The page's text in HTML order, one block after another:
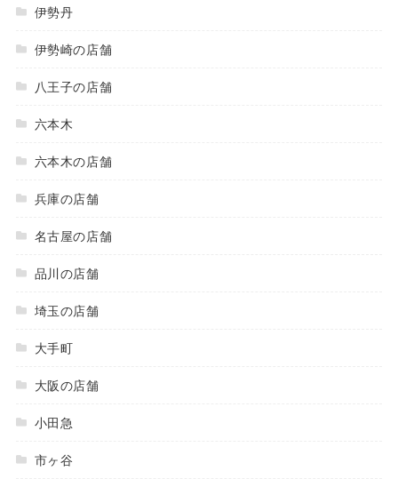
伊勢丹
伊勢崎の店舗
八王子の店舗
六本木
六本木の店舗
兵庫の店舗
名古屋の店舗
品川の店舗
埼玉の店舗
大手町
大阪の店舗
小田急
市ヶ谷